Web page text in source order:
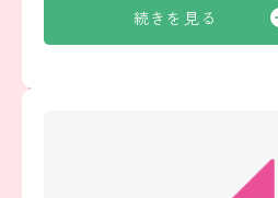
続きを見る